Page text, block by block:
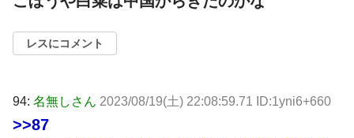
レスにコメント
94: 名無しさん 2023/08/19(土) 22:08:59.71 ID:1yni6+660
>>87